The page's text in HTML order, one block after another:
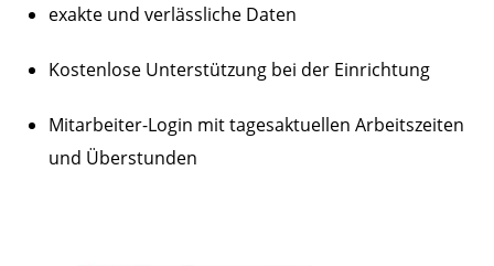
exakte und verlässliche Daten
Kostenlose Unterstützung bei der Einrichtung
Mitarbeiter-Login mit tagesaktuellen Arbeitszeiten
und Überstunden